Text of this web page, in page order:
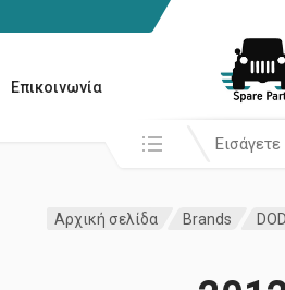
Επικοινωνία
Αναζήτησή σε:
Αρχική σελίδα Brands